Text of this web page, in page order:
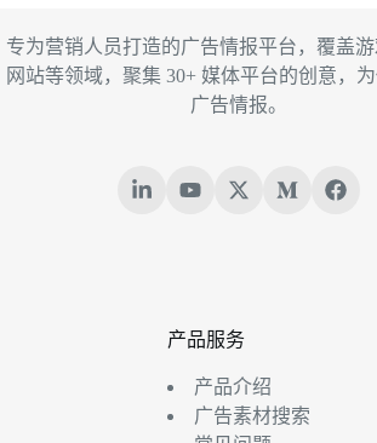
专为营销人员打造的广告情报平台，覆盖
网站等领域，聚集 30+ 媒体平台的创意，
广告情报。
产品服务
产品介绍
广告素材搜索